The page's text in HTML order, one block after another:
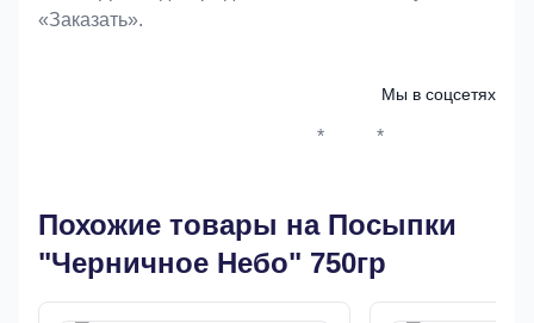
«Заказать».
Мы в соцсетях
* *
Похожие товары на Посыпки
"Черничное Небо" 750гр